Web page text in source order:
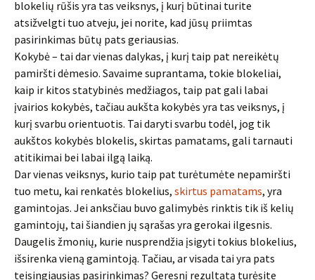
blokelių rūšis yra tas veiksnys, į kurį būtinai turite
atsižvelgti tuo atveju, jei norite, kad jūsų priimtas
pasirinkimas būtų pats geriausias.
Kokybė – tai dar vienas dalykas, į kurį taip pat nereikėtų
pamiršti dėmesio. Savaime suprantama, tokie blokeliai,
kaip ir kitos statybinės medžiagos, taip pat gali labai
įvairios kokybės, tačiau aukšta kokybės yra tas veiksnys, į
kurį svarbu orientuotis. Tai daryti svarbu todėl, jog tik
aukštos kokybės blokelis, skirtas pamatams, gali tarnauti
atitikimai bei labai ilgą laiką.
Dar vienas veiksnys, kurio taip pat turėtumėte nepamiršti
tuo metu, kai renkatės blokelius, skirtus pamatams, yra
gamintojas. Jei anksčiau buvo galimybės rinktis tik iš kelių
gamintojų, tai šiandien jų sąrašas yra gerokai ilgesnis.
Daugelis žmonių, kurie nusprendžia įsigyti tokius blokelius,
išsirenka vieną gamintoją. Tačiau, ar visada tai yra pats
teisingiausias pasirinkimas? Geresnį rezultatą turėsite